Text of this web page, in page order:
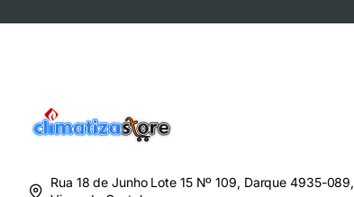
Rua 18 de Junho Lote 15 Nº 109, Darque 4935-089,